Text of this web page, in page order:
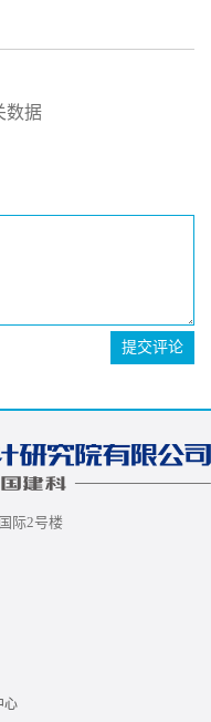
数据
提交评论
际2号楼
心